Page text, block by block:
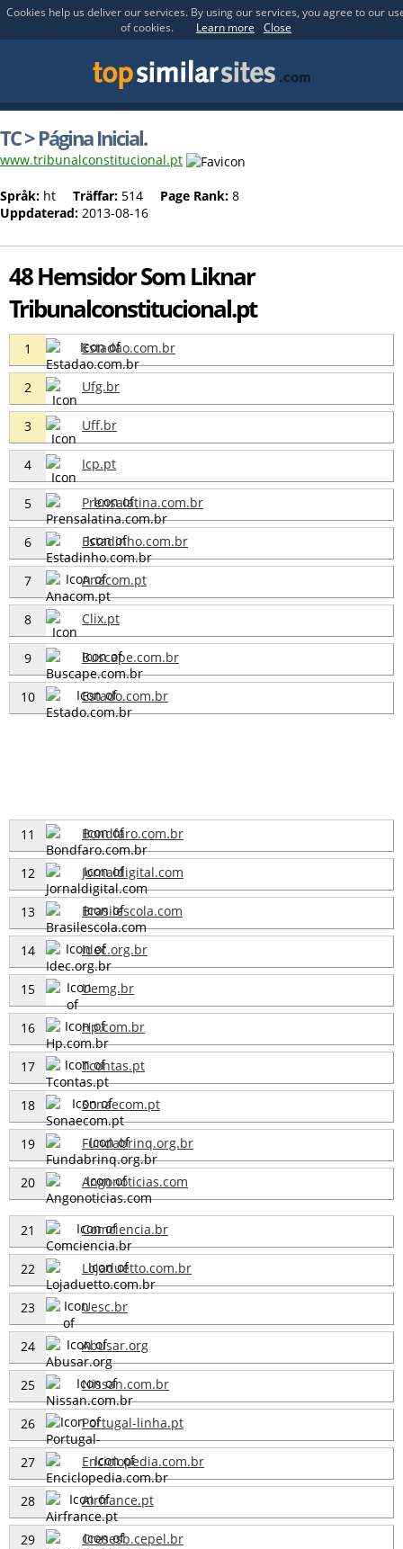
Cookies help us deliver our services. By using our services, you agree to our
of cookies.
Learn more Close
TC > Página Inicial.
www.tribunalconstitucional.pt
Språk: ht Träffar: 514 Page Rank: 8
Uppdaterad: 2013-08-16
48 Hemsidor Som Liknar
Tribunalconstitucional.pt
1 Estadao.com.br
2 Ufg.br
3 Uff.br
4 Icp.pt
5 Prensalatina.com.br
6 Estadinho.com.br
7 Anacom.pt
8 Clix.pt
9 Buscape.com.br
10 Estado.com.br
11 Bondfaro.com.br
12 Jornaldigital.com
13 Brasilescola.com
14 Idec.org.br
15 Uemg.br
16 Hp.com.br
17 Tcontas.pt
18 Sonaecom.pt
19 Fundabrinq.org.br
20 Angonoticias.com
21 Comciencia.br
22 Lojaduetto.com.br
23 Uesc.br
24 Abusar.org
25 Nissan.com.br
26 Portugal-linha.pt
27 Enciclopedia.com.br
28 Airfrance.pt
29 Cresesb.cepel.br